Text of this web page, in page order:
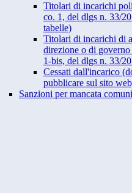
Titolari di incarichi
co. 1, del dlgs n. 33/
tabelle)
Titolari di incarichi di
direzione o di
1-bis, del dlgs n. 33/
Cessati dall'incarico
pubblicare sul sito
Sanzioni per mancata